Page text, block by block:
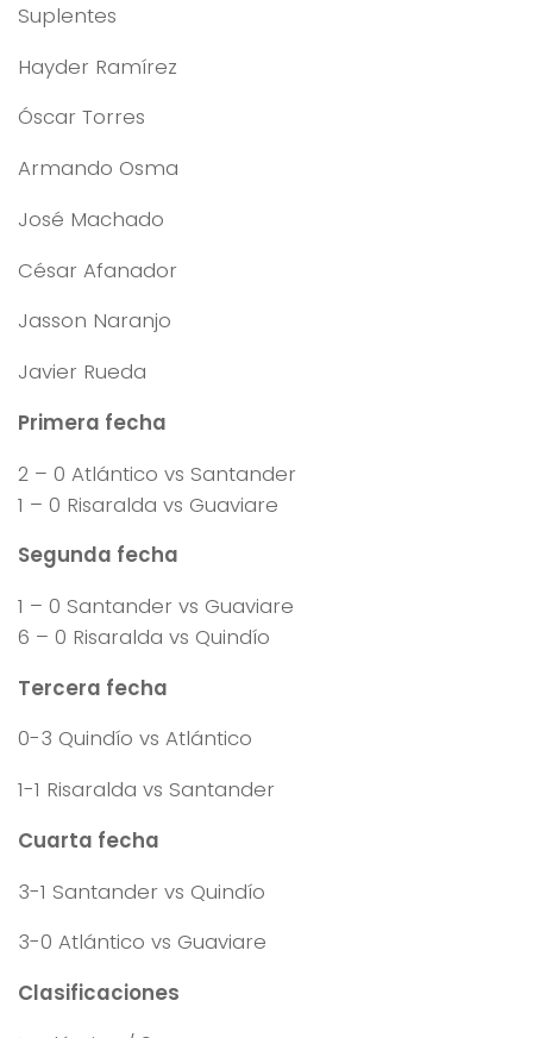
Suplentes
Hayder Ramírez
Óscar Torres
Armando Osma
José Machado
César Afanador
Jasson Naranjo
Javier Rueda
Primera fecha
2 – 0 Atlántico vs Santander
1 – 0 Risaralda vs Guaviare
Segunda fecha
1 – 0 Santander vs Guaviare
6 – 0 Risaralda vs Quindío
Tercera fecha
0-3 Quindío vs Atlántico
1-1 Risaralda vs Santander
Cuarta fecha
3-1 Santander vs Quindío
3-0 Atlántico vs Guaviare
Clasificaciones